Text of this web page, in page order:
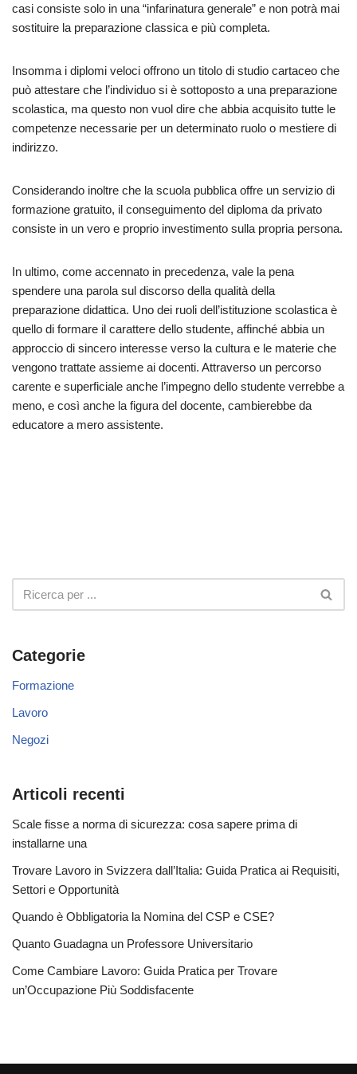
casi consiste solo in una “infarinatura generale” e non potrà mai
sostituire la preparazione classica e più completa.
Insomma i diplomi veloci offrono un titolo di studio cartaceo che
può attestare che l’individuo si è sottoposto a una preparazione
scolastica, ma questo non vuol dire che abbia acquisito tutte le
competenze necessarie per un determinato ruolo o mestiere di
indirizzo.
Considerando inoltre che la scuola pubblica offre un servizio di
formazione gratuito, il conseguimento del diploma da privato
consiste in un vero e proprio investimento sulla propria persona.
In ultimo, come accennato in precedenza, vale la pena
spendere una parola sul discorso della qualità della
preparazione didattica. Uno dei ruoli dell’istituzione scolastica è
quello di formare il carattere dello studente, affinché abbia un
approccio di sincero interesse verso la cultura e le materie che
vengono trattate assieme ai docenti. Attraverso un percorso
carente e superficiale anche l’impegno dello studente verrebbe a
meno, e così anche la figura del docente, cambierebbe da
educatore a mero assistente.
Categorie
Formazione
Lavoro
Negozi
Articoli recenti
Scale fisse a norma di sicurezza: cosa sapere prima di
installarne una
Trovare Lavoro in Svizzera dall’Italia: Guida Pratica ai Requisiti,
Settori e Opportunità
Quando è Obbligatoria la Nomina del CSP e CSE?
Quanto Guadagna un Professore Universitario
Come Cambiare Lavoro: Guida Pratica per Trovare
un’Occupazione Più Soddisfacente